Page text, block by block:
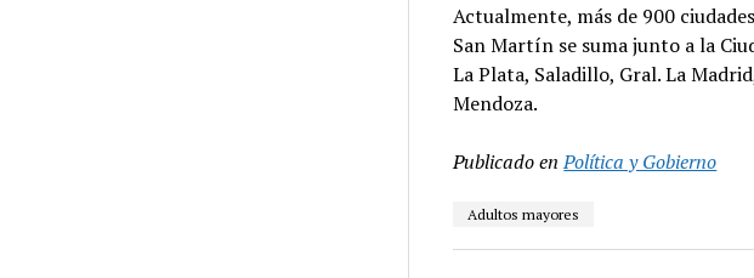
Actualmente, más de 900
San Martín se suma junto a la
La Plata, Saladillo, Gral. La
Mendoza.
Publicado en Política y Gobierno
Adultos mayores